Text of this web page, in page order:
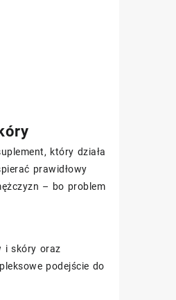
który działa
prawidłowy
– bo problem
i skóry oraz
podejście do